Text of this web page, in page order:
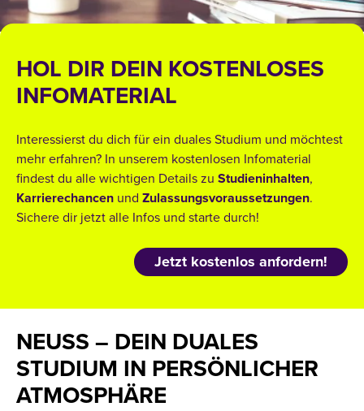
HOL DIR DEIN KOSTENLOSES
INFOMATERIAL
Interessierst du dich für ein duales Studium und möchtest
mehr erfahren? In unserem kostenlosen Infomaterial
findest du alle wichtigen Details zu Studieninhalten,
Karrierechancen und Zulassungsvoraussetzungen.
Sichere dir jetzt alle Infos und starte durch!
Jetzt kostenlos anfordern!
NEUSS – DEIN DUALES
STUDIUM IN PERSÖNLICHER
ATMOSPHÄRE